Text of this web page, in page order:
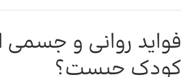
فواید روانی و جسمی
کودک چیست؟